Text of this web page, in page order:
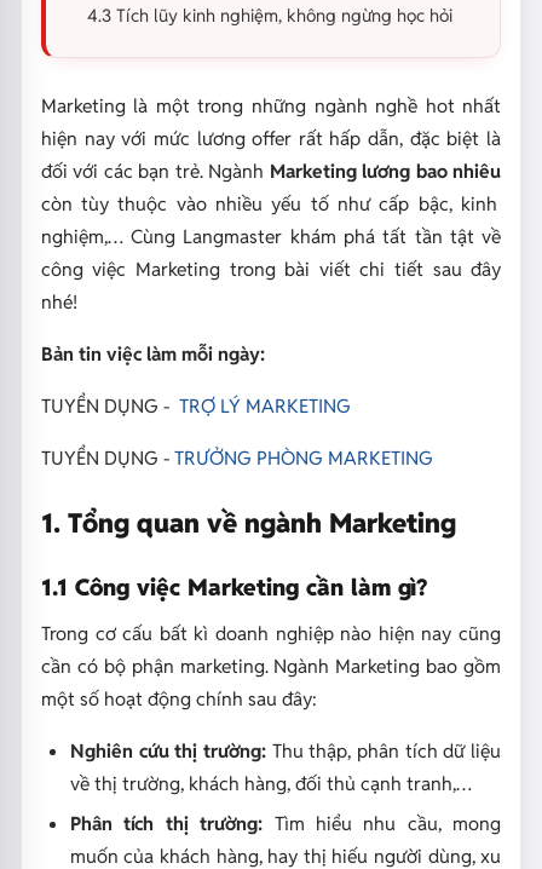
4.3 Tích lũy kinh nghiệm, không ngừng học hỏi
Marketing là một trong những ngành nghề hot nhất
hiện nay với mức lương offer rất hấp dẫn, đặc biệt là
đối với các bạn trẻ. Ngành Marketing lương bao nhiêu
còn tùy thuộc vào nhiều yếu tố như cấp bậc, kinh
nghiệm,… Cùng Langmaster khám phá tất tần tật về
công việc Marketing trong bài viết chi tiết sau đây
nhé!
Bản tin việc làm mỗi ngày:
TUYỂN DỤNG - TRỢ LÝ MARKETING
TUYỂN DỤNG - TRƯỞNG PHÒNG MARKETING
1. Tổng quan về ngành Marketing
1.1 Công việc Marketing cần làm gì?
Trong cơ cấu bất kì doanh nghiệp nào hiện nay cũng
cần có bộ phận marketing. Ngành Marketing bao gồm
một số hoạt động chính sau đây:
Nghiên cứu thị trường:Thu thập, phân tích dữ liệu
về thị trường, khách hàng, đối thủ cạnh tranh,…
Phân tích thị trường: Tìm hiểu nhu cầu, mong
muốn của khách hàng, hay thị hiếu người dùng, xu